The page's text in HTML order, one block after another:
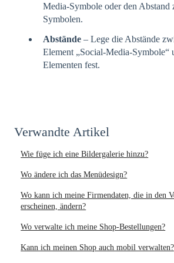
Media-Symbole oder den Abstand
Symbolen.
Abstände – Lege die Abstände
Element „Social-Media-Symbole“
Elementen fest.
Verwandte Artikel
Wie füge ich eine Bildergalerie hinzu?
Wo ändere ich das Menüdesign?
Wo kann ich meine Firmendaten, die in den
erscheinen, ändern?
Wo verwalte ich meine Shop-Bestellungen?
Kann ich meinen Shop auch mobil verwalten?